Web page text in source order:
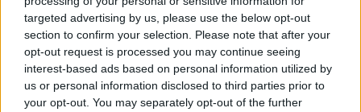
targeted advertising by us, please use the below opt-out
section to confirm your selection. Please note that after your
opt-out request is processed you may continue seeing
interest-based ads based on personal information utilized by
us or personal information disclosed to third parties prior to
your opt-out. You may separately opt-out of the further
Trump.